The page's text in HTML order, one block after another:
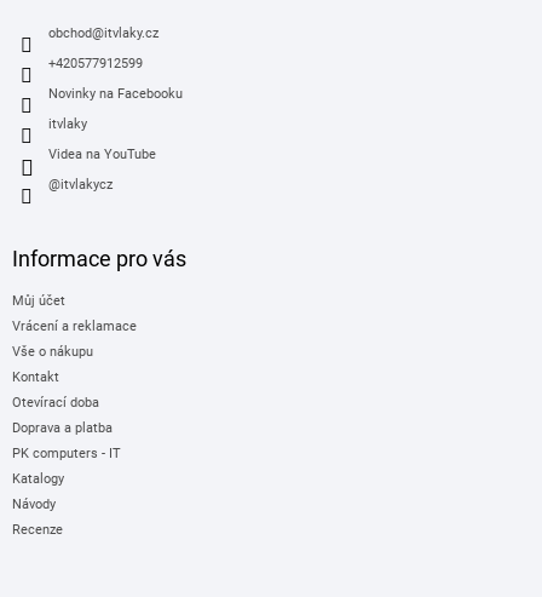
obchod@itvlaky.cz
+420577912599
Novinky na Facebooku
itvlaky
Videa na YouTube
@itvlakycz
Informace pro vás
Můj účet
Vrácení a reklamace
Vše o nákupu
Kontakt
Otevírací doba
Doprava a platba
PK computers - IT
Katalogy
Návody
Recenze